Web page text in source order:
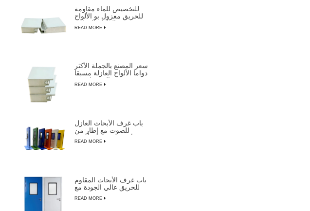
للتخصيص للماء مقاومة
للحريق معزول بو الألواح
العازلة المركبة
READ MORE
سعر المصنع بالجملة الأكثر
دواما الألواح العازلة مسبقا
READ MORE
باب غرف الأبحاث العازل
للصوت مع إطار من
الألومنيوم لتصنيع أشباه
الموصلات
READ MORE
باب غرف الأبحاث المقاوم
للحريق عالي الجودة مع
READ MORE